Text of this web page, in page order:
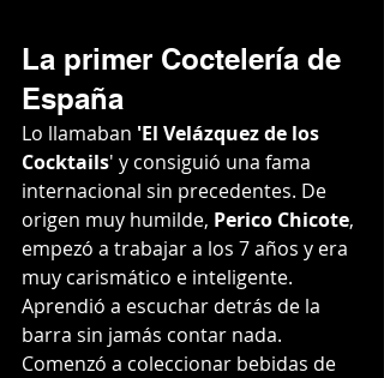
La primer Coctelería de
España
Lo llamaban 'El Velázquez de los
Cocktails' y consiguió una fama
internacional sin precedentes. De
origen muy humilde, Perico Chicote,
empezó a trabajar a los 7 años y era
muy carismático e inteligente.
Aprendió a escuchar detrás de la
barra sin jamás contar nada.
Comenzó a coleccionar bebidas de